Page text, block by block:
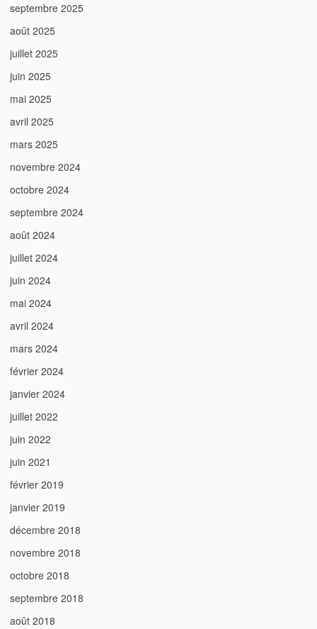
septembre 2025
août 2025
juillet 2025
juin 2025
mai 2025
avril 2025
mars 2025
novembre 2024
octobre 2024
septembre 2024
août 2024
juillet 2024
juin 2024
mai 2024
avril 2024
mars 2024
février 2024
janvier 2024
juillet 2022
juin 2022
juin 2021
février 2019
janvier 2019
décembre 2018
novembre 2018
octobre 2018
septembre 2018
août 2018